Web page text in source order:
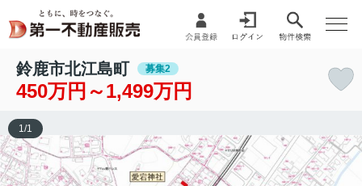
鈴鹿市北江島町 募集2
450万円～1,499万円
1 /1